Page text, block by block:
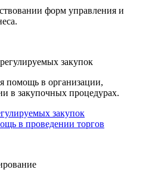
форм управления и
закупок
помощь в организации,
в закупочных процедурах.
закупок
в проведении торгов